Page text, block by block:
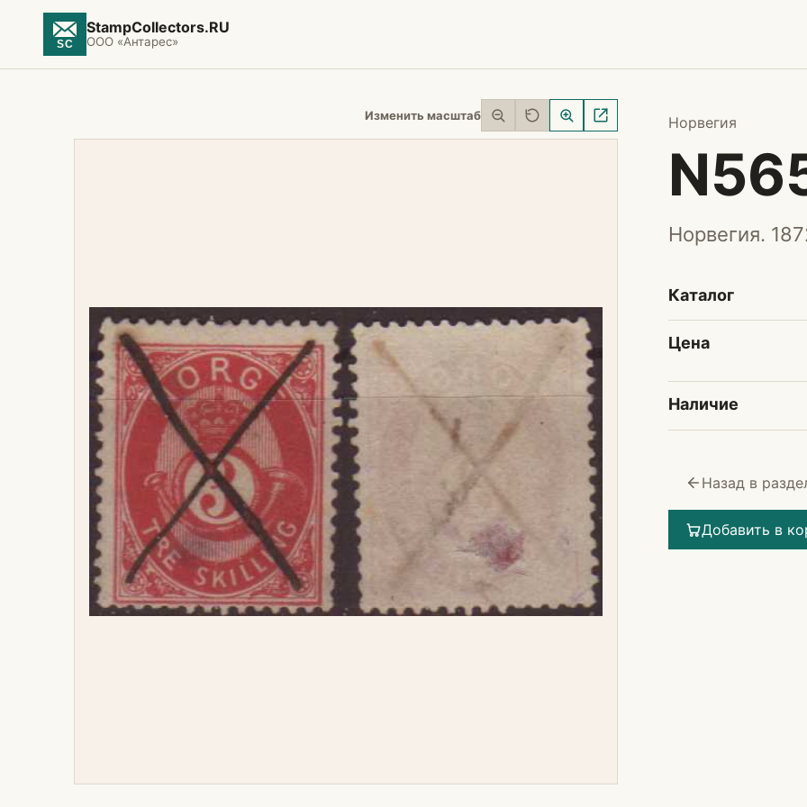
StampCollectors.RU
ООО «Антарес»
Изменить масштаб Норвегия
Норвегия.
Каталог
Цена
Наличие
Назад в
Добавить в